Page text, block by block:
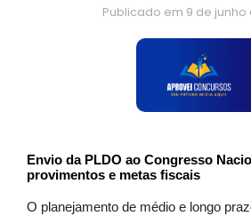
Publicado em 9 de junho
Envio da PLDO ao Congresso
provimentos e metas fiscais
O planejamento de médio e longo